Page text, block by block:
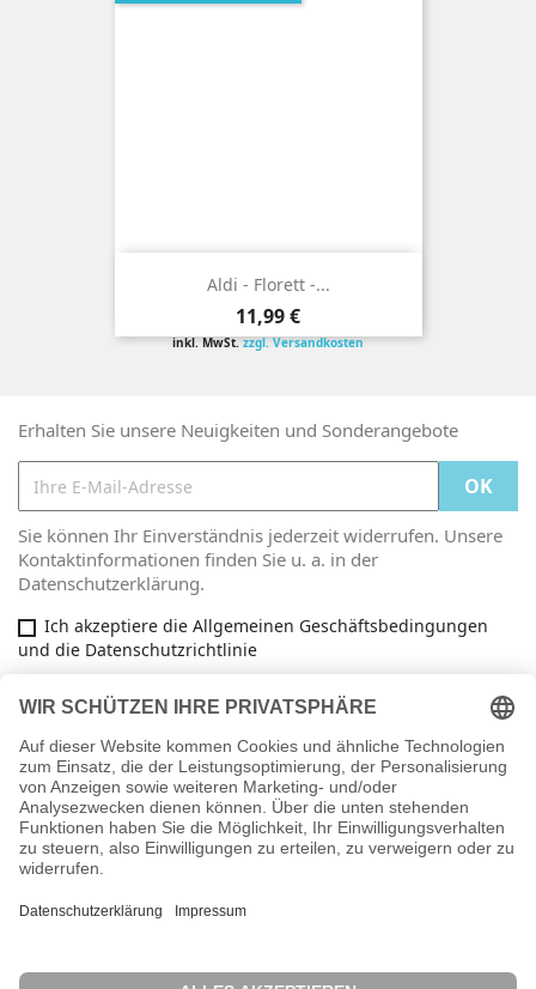
Aldi - Florett -...
Preis
11,99 €
inkl. MwSt.zzgl. Versandkosten
Erhalten Sie unsere Neuigkeiten und Sonderangebote
Sie können Ihr Einverständnis jederzeit widerrufen. Unsere
Kontaktinformationen finden Sie u. a. in der
Datenschutzerklärung.
Ich akzeptiere die Allgemeinen Geschäftsbedingungen
und die Datenschutzrichtlinie
Facebook
ARTIKEL 
INFORMATIONEN